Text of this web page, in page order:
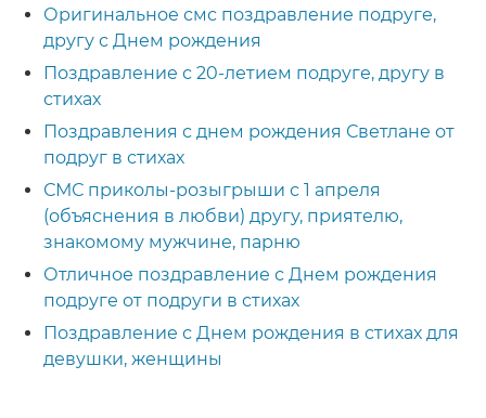
Оригинальное смс поздравление подруге,
другу с Днем рождения
Поздравление с 20-летием подруге, другу в
стихах
Поздравления с днем рождения Светлане от
подруг в стихах
СМС приколы-розыгрыши с 1 апреля
(объяснения в любви) другу, приятелю,
знакомому мужчине, парню
Отличное поздравление с Днем рождения
подруге от подруги в стихах
Поздравление с Днем рождения в стихах для
девушки, женщины